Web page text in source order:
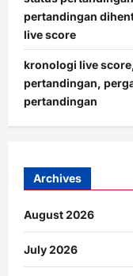
pertandingan
live score
kronologi live
pertandingan,
pertandingan
Archives
August 2026
July 2026